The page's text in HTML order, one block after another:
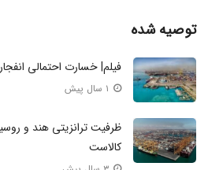
توصیه شده
فیلم| خسارت احتمالی
کالاست